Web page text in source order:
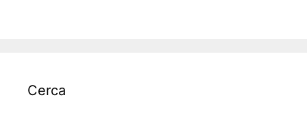
Cerca